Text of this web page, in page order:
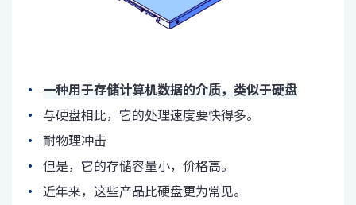
一种用于存储计算机数据的介质，类似于硬盘
与硬盘相比，它的处理速度要快得多。
耐物理冲击
但是，它的存储容量小，价格高。
近年来，这些产品比硬盘更为常见。